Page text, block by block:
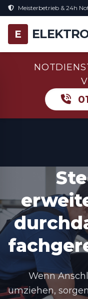
Meisterbetrieb & 24h
E
Wenn
umziehen,